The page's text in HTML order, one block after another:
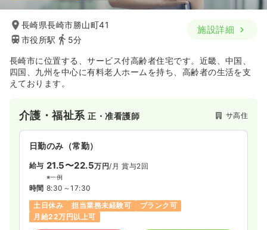
長崎県長崎市勝山町41
市役所駅
5分
施設詳細
長崎市に位置する、サービス付高齢者住宅です。近畿、中国、
四国、九州を中心に有料老人ホームを持ち、高齢者の生活を支
えております。
介護・福祉系正・准看護師 サ高住
日勤のみ（常勤）
給与 21.5〜22.5万円/月 賞与2回
※一例
時間 8:30～17:30
土日休み
担当業務未経験可
ブランク可
月給22万円以上可